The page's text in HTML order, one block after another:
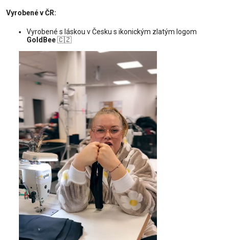
Vyrobené v ČR:
Vyrobené s láskou v Česku s ikonickým zlatým logom
GoldBee🇨🇿